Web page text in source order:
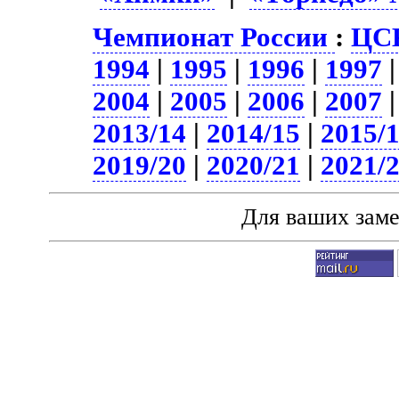
Чемпионат России :
1994 | 1995 | 1996 | 1997
2004 | 2005 | 2006 | 2007
2013/14 | 2014/15 | 2015/
2019/20 | 2020/21 | 2021/
Для ваших